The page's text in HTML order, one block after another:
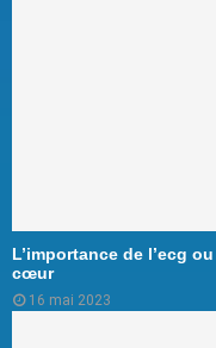
L’importance de l’ecg
cœur
16 mai 2023